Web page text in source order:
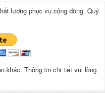
lượng phục vụ cộng đồng. Quý
Thông tin chi tiết vui lòng